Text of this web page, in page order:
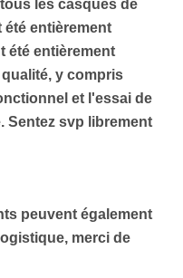
les casques de
entièrement
été entièrement
y compris
et l'essai de
Sentez svp librement
peuvent également
merci de